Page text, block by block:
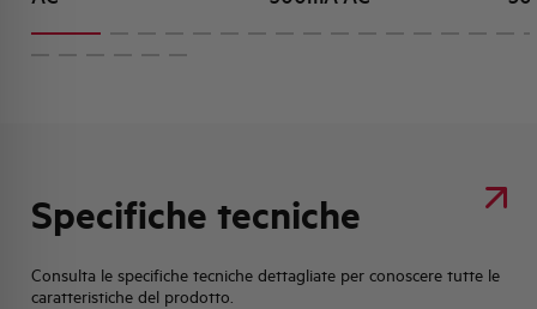
Specifiche tecniche
Consulta le specifiche tecniche dettagliate per conoscere tutte le
caratteristiche del prodotto.